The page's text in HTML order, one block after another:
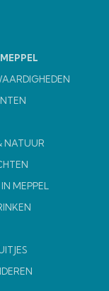
NATUUR
MEPPEL